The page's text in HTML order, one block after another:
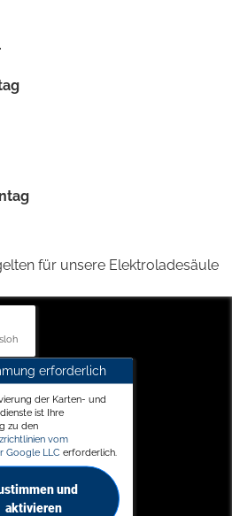
für unsere Elektroladesäule
erforderlich
der Karten- und
ist Ihre
zu den
vom
Google LLC erforderlich.
und
aktivieren